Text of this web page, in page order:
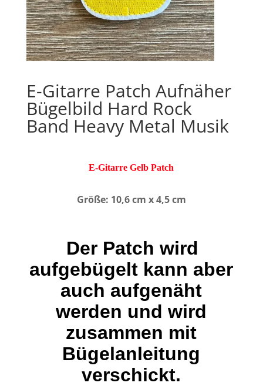
E-Gitarre Patch Aufnäher
Bügelbild Hard Rock
Band Heavy Metal Musik
E-Gitarre Gelb Patch
Größe: 10,6 cm x 4,5 cm
Der Patch wird
aufgebügelt kann aber
auch aufgenäht
werden und wird
zusammen mit
Bügelanleitung
verschickt.